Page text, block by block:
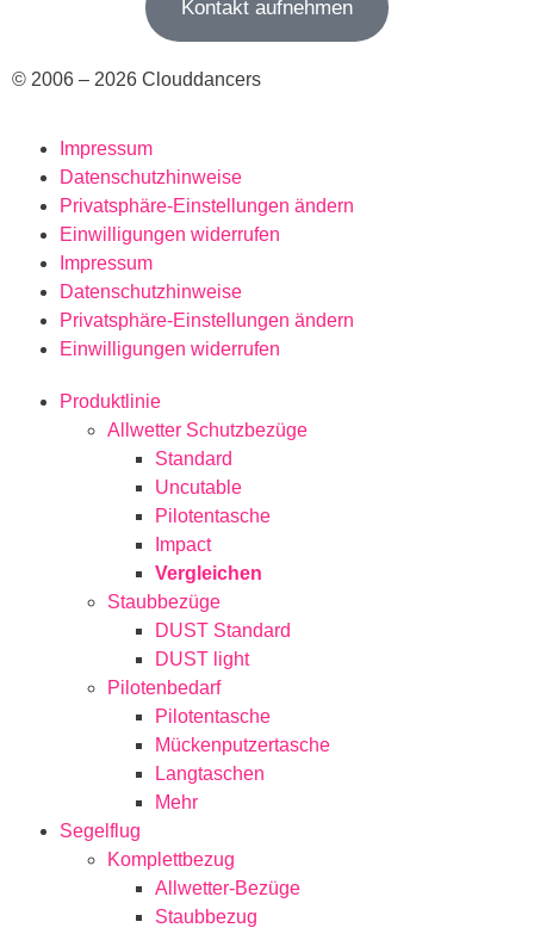
Kontakt aufnehmen
© 2006 – 2026 Clouddancers
Impressum
Datenschutzhinweise
Privatsphäre-Einstellungen ändern
Einwilligungen widerrufen
Impressum
Datenschutzhinweise
Privatsphäre-Einstellungen ändern
Einwilligungen widerrufen
Produktlinie
Allwetter Schutzbezüge
Standard
Uncutable
Pilotentasche
Impact
Vergleichen
Staubbezüge
DUST Standard
DUST light
Pilotenbedarf
Pilotentasche
Mückenputzertasche
Langtaschen
Mehr
Segelflug
Komplettbezug
Allwetter-Bezüge
Staubbezug